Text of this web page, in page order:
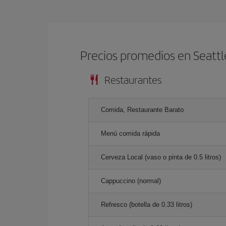
Precios promedios en
Restaurantes
Comida, Restaurante Barato
Menú comida rápida
Cerveza Local (vaso o pinta de 0.5 litros)
Cappuccino (normal)
Refresco (botella de 0.33 litros)